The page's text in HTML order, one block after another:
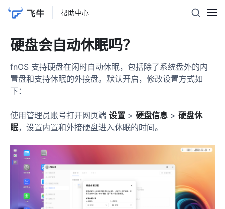
帮助中心
iSCSI
iSCSI 名词介绍
iSCSI 基础功能介绍
用户组配置说明
CHAP 配置说明
飞牛素材库 Seek
飞牛素材库 Seek 支持预览哪些格式？
如何授权文件夹给飞牛素材库 Seek
如何导入 Eagle 资源到飞牛素材库 Seek
如何将评论导入到剪辑工具？
如何通过 Seek 给客户分享审阅？
硬盘会自动休眠吗？
fnOS 支持硬盘在闲时自动休眠，包括除了系统盘外的内
置盘和支持休眠的外接盘。默认开启，修改设置方式如
下：
使用管理员账号打开网页端 设置 > 硬盘信息 > 硬盘休
眠，设置内置和外接硬盘进入休眠的时间。